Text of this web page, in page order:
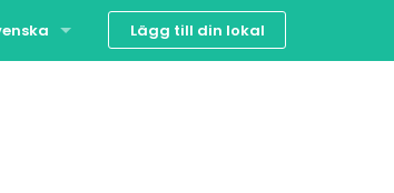
Lägg till din lokal